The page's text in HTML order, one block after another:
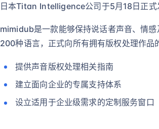
日本Titan Intelligence公司于5月18日正式
mimidub是一款能够保持说话者声音、情
200种语言，正式向所有拥有版权处理作品
提供声音版权处理相关指南
建立面向企业的专属支持体系
设立适用于企业级需求的定制服务窗口